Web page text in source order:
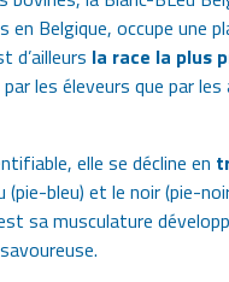
en Belgique, occupe une
d’ailleurs la race la plus
les éleveurs que par
elle se décline en
(pie-bleu) et le noir (pie-
sa musculature